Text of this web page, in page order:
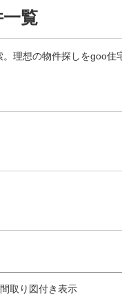
覧
理想の物件探しをgoo住
間取り図付き表示